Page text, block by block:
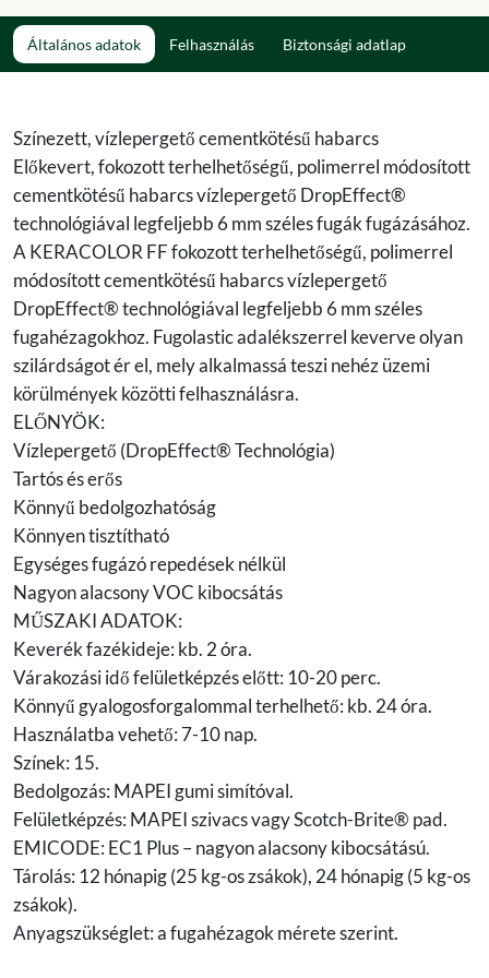
Általános adatok Felhasználás Biztonsági adatlap
Színezett, vízlepergető cementkötésű habarcs
Előkevert, fokozott terhelhetőségű, polimerrel módosított
cementkötésű habarcs vízlepergető DropEffect®
technológiával legfeljebb 6 mm széles fugák fugázásához.
A KERACOLOR FF fokozott terhelhetőségű, polimerrel
módosított cementkötésű habarcs vízlepergető
DropEffect® technológiával legfeljebb 6 mm széles
fugahézagokhoz. Fugolastic adalékszerrel keverve olyan
szilárdságot ér el, mely alkalmassá teszi nehéz üzemi
körülmények közötti felhasználásra.
ELŐNYÖK:
Vízlepergető (DropEffect® Technológia)
Tartós és erős
Könnyű bedolgozhatóság
Könnyen tisztítható
Egységes fugázó repedések nélkül
Nagyon alacsony VOC kibocsátás
MŰSZAKI ADATOK:
Keverék fazékideje: kb. 2 óra.
Várakozási idő felületképzés előtt: 10-20 perc.
Könnyű gyalogosforgalommal terhelhető: kb. 24 óra.
Használatba vehető: 7-10 nap.
Színek: 15.
Bedolgozás: MAPEI gumi simítóval.
Felületképzés: MAPEI szivacs vagy Scotch-Brite® pad.
EMICODE: EC1 Plus – nagyon alacsony kibocsátású.
Tárolás: 12 hónapig (25 kg-os zsákok), 24 hónapig (5 kg-os
zsákok).
Anyagszükséglet: a fugahézagok mérete szerint.